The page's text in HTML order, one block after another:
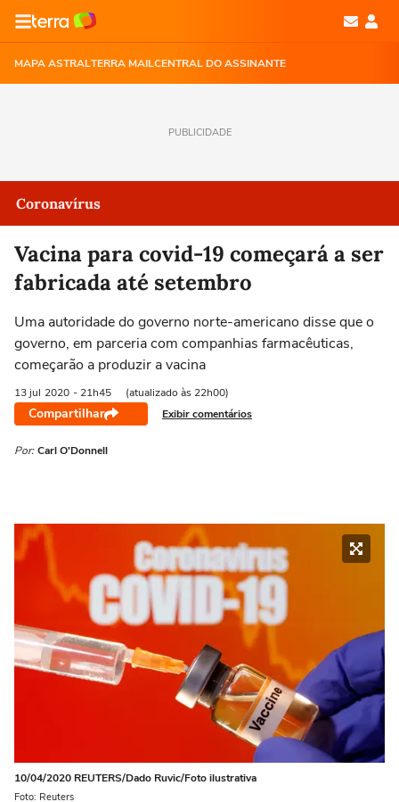
MAPA ASTRALTERRA MAILCENTRAL DO ASSINANTE
PUBLICIDADE
Coronavírus
Vacina para covid-19 começará a ser
fabricada até setembro
Uma autoridade do governo norte-americano disse que o
governo, em parceria com companhias farmacêuticas,
começarão a produzir a vacina
13 jul 2020 - 21h45 (atualizado às 22h00)
Compartilhar Exibir comentários
Por: Carl O'Donnell
10/04/2020 REUTERS/Dado Ruvic/Foto ilustrativa
Foto: Reuters